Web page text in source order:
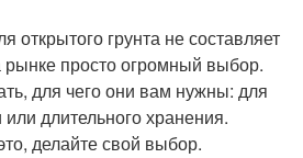
открытого грунта не составляет
рынке просто огромный выбор.
для чего они вам нужны: для
длительного хранения.
делайте свой выбор.